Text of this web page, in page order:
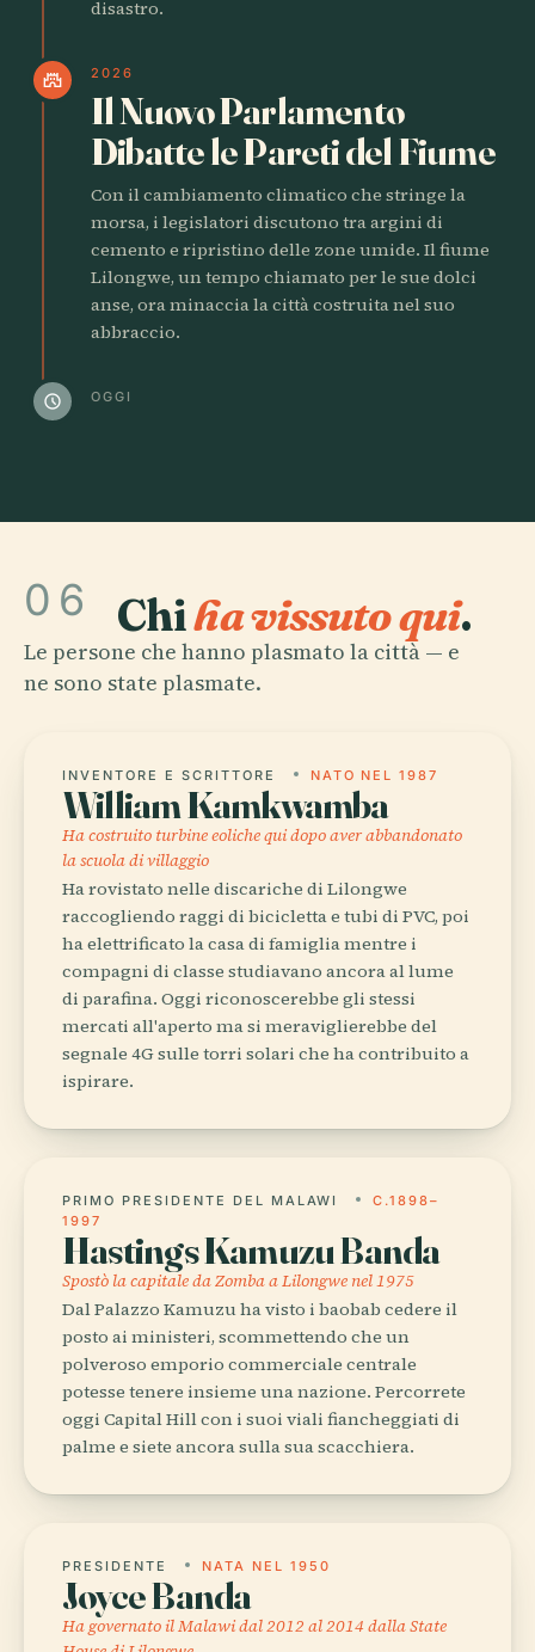
disastro.
castle 2026
Il Nuovo Parlamento
Dibatte le Pareti del Fiume
Con il cambiamento climatico che stringe la
morsa, i legislatori discutono tra argini di
cemento e ripristino delle zone umide. Il fiume
Lilongwe, un tempo chiamato per le sue dolci
anse, ora minaccia la città costruita nel suo
abbraccio.
schedule OGGI
06 Chiha vissuto qui.
Le persone che hanno plasmato la città — e
ne sono state plasmate.
INVENTORE E SCRITTORE NATO NEL 1987
William Kamkwamba
Ha costruito turbine eoliche qui dopo aver abbandonato
la scuola di villaggio
Ha rovistato nelle discariche di Lilongwe
raccogliendo raggi di bicicletta e tubi di PVC, poi
ha elettrificato la casa di famiglia mentre i
compagni di classe studiavano ancora al lume
di parafina. Oggi riconoscerebbe gli stessi
mercati all'aperto ma si meraviglierebbe del
segnale 4G sulle torri solari che ha contribuito a
ispirare.
PRIMO PRESIDENTE DEL MALAWI
C.1898–
1997
Hastings Kamuzu Banda
Spostò la capitale da Zomba a Lilongwe nel 1975
Dal Palazzo Kamuzu ha visto i baobab cedere il
posto ai ministeri, scommettendo che un
polveroso emporio commerciale centrale
potesse tenere insieme una nazione. Percorrete
oggi Capital Hill con i suoi viali fiancheggiati di
palme e siete ancora sulla sua scacchiera.
PRESIDENTE NATA NEL 1950
Joyce Banda
Ha governato il Malawi dal 2012 al 2014 dalla State